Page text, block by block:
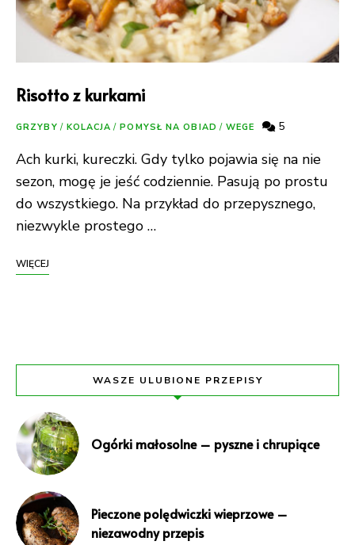
Risotto z kurkami
GRZYBY / KOLACJA / POMYSŁ NA OBIAD / WEGE 5
Ach kurki, kureczki. Gdy tylko pojawia się na nie
sezon, mogę je jeść codziennie. Pasują po prostu
do wszystkiego. Na przykład do przepysznego,
niezwykle prostego …
WIĘCEJ
WASZE ULUBIONE PRZEPISY
Ogórki małosolne – pyszne i chrupiące
Pieczone polędwiczki wieprzowe –
niezawodny przepis